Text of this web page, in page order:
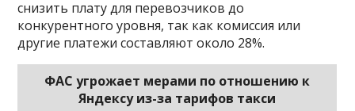
снизить плату для перевозчиков до
конкурентного уровня, так как комиссия или
другие платежи составляют около 28%.
ФАС угрожает мерами по отношению к
Яндексу из-за тарифов такси